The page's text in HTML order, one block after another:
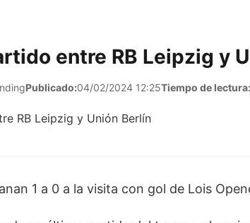
entre RB Leipzig y
Publicado:04/02/2024 12:25Tiempo de lectura:
1 a 0 a la visita con gol de Lois